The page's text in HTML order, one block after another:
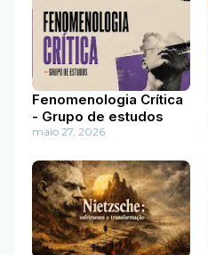
Fenomenologia Crítica
- Grupo de estudos
maio 27, 2026